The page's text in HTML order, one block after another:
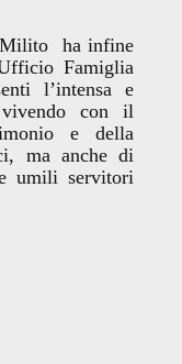
Milito ha infine
Famiglia
l’intensa e
vivendo con il
e della
ma anche di
umili servitori